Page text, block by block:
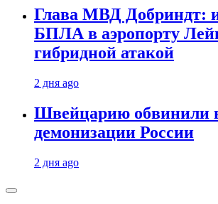
Глава МВД Добриндт:
БПЛА в аэропорту
гибридной атакой
2 дня ago
Швейцарию обвинили
демонизации России
2 дня ago